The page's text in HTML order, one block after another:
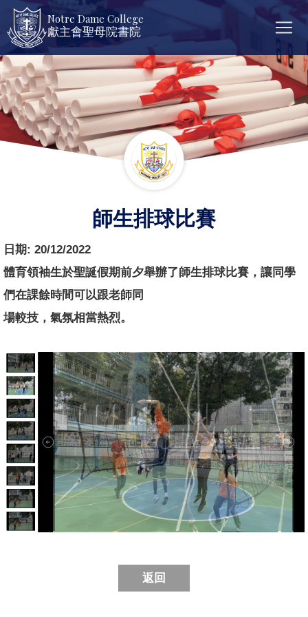
Notre Dame College
獻主會聖母院書院
師生排球比賽
日期: 20/12/2022
體育領袖生於聖誕假期前夕舉辦了師生排球比賽，讓同學
們在課餘時間可以跟老師同
場較技，氣氛相當熱烈。
返回